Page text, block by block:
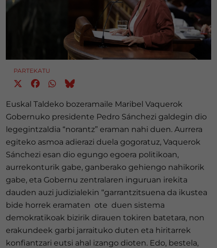
PARTEKATU
Euskal Taldeko bozeramaile Maribel Vaquerok
Gobernuko presidente Pedro Sánchezi galdegin dio
legegintzaldia “norantz” eraman nahi duen. Aurrera
egiteko asmoa adierazi duela gogoratuz, Vaquerok
Sánchezi esan dio egungo egoera politikoan,
aurrekonturik gabe, ganberako gehiengo nahikorik
gabe, eta Gobernu zentralaren inguruan irekita
dauden auzi judizialekin “garrantzitsuena da ikustea
bide horrek eramaten ote duen sistema
demokratikoak bizirik dirauen tokiren batetara, non
erakundeek garbi jarraituko duten eta hiritarrek
konfiantzari eutsi ahal izango dioten. Edo, bestela,